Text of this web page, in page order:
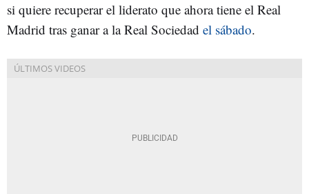
si quiere recuperar el liderato que ahora tiene el Real
Madrid tras ganar a la Real Sociedad el sábado.